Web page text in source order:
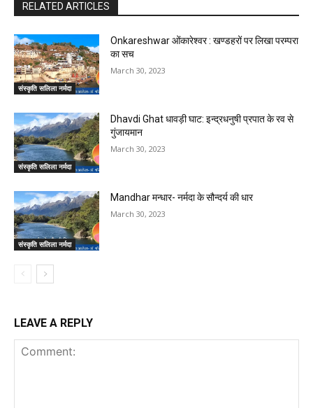
RELATED ARTICLES
संस्कृति सलिला नर्मदा
Onkareshwar ओंकारेश्वर : खण्डहरों पर लिखा परम्परा
का सच
March 30, 2023
संस्कृति सलिला नर्मदा
Dhavdi Ghat धावड़ी घाट: इन्द्रधनुषी प्रपात के रव से
गुंजायमान
March 30, 2023
संस्कृति सलिला नर्मदा
Mandhar मन्धार- नर्मदा के सौन्दर्य की धार
March 30, 2023
LEAVE A REPLY